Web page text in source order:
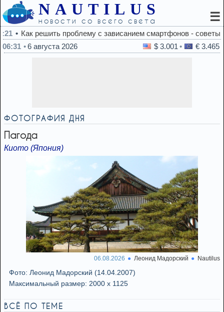
NAUTILUS
новости со всего света ☰
смартфонов - советы экспертов
06:31
6 августа 2026 $ 3.001 € 3.465
ФОТОГРАФИЯ ДНЯ
Пагода
Киото (Япония)
06.08.2026 Леонид Мадорский Nautilus
Фото: Леонид Мадорский (14.04.2007)
Максимальный размер: 2000 x 1125
ВСЁ ПО ТЕМЕ